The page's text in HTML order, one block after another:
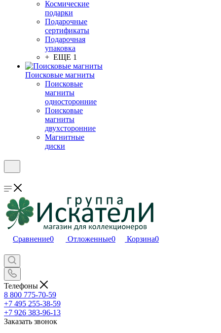
Космические
подарки
Подарочные
сертификаты
Подарочная
упаковка
+ ЕЩЕ 1
Поисковые магниты
Поисковые
магниты
односторонние
Поисковые
магниты
двухсторонние
Магнитные
диски
Сравнение0 Отложенные0 Корзина0
Телефоны
8 800 775-70-59
+7 495 255-38-59
+7 926 383-96-13
Заказать звонок